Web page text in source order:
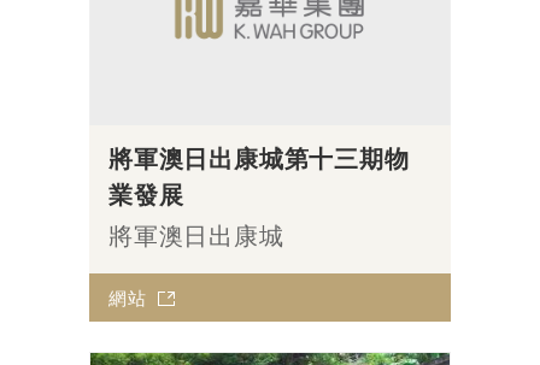
將軍澳日出康城第十三期物
業發展
將軍澳日出康城
網站